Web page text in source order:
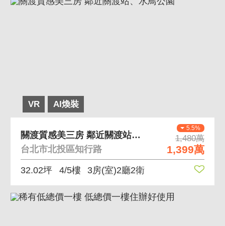
VR AI煥裝
5.5%
1,480萬
1,399萬
關渡質感美三房 鄰近關渡站、水鳥公園
台北市北投區知行路
32.02坪 4/5樓 3房(室)2廳2衛